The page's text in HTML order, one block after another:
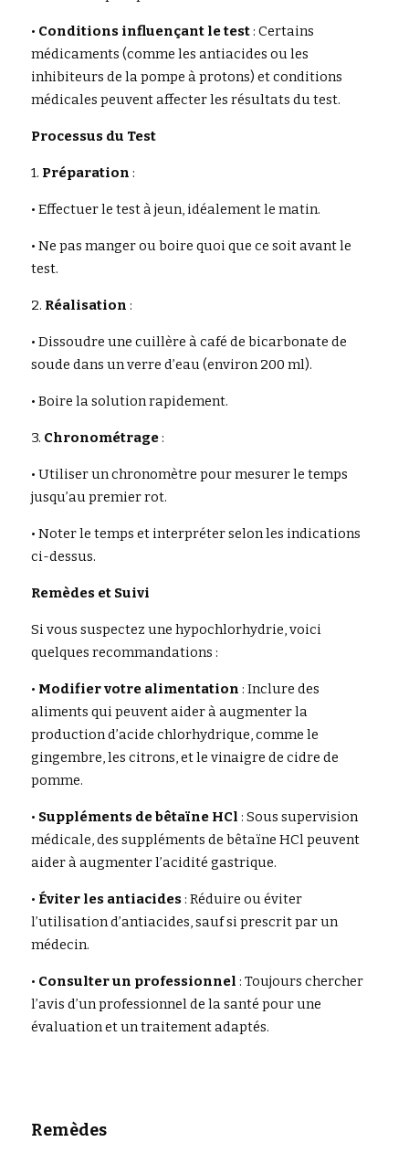
• Conditions influençant le test : Certains
médicaments (comme les antiacides ou les
inhibiteurs de la pompe à protons) et conditions
médicales peuvent affecter les résultats du test.
Processus du Test
1. Préparation :
• Effectuer le test à jeun, idéalement le matin.
• Ne pas manger ou boire quoi que ce soit avant le
test.
2. Réalisation :
• Dissoudre une cuillère à café de bicarbonate de
soude dans un verre d’eau (environ 200 ml).
• Boire la solution rapidement.
3. Chronométrage :
• Utiliser un chronomètre pour mesurer le temps
jusqu’au premier rot.
• Noter le temps et interpréter selon les indications
ci-dessus.
Remèdes et Suivi
Si vous suspectez une hypochlorhydrie, voici
quelques recommandations :
• Modifier votre alimentation : Inclure des
aliments qui peuvent aider à augmenter la
production d’acide chlorhydrique, comme le
gingembre, les citrons, et le vinaigre de cidre de
pomme.
• Suppléments de bêtaïne HCl : Sous supervision
médicale, des suppléments de bêtaïne HCl peuvent
aider à augmenter l’acidité gastrique.
• Éviter les antiacides : Réduire ou éviter
l’utilisation d’antiacides, sauf si prescrit par un
médecin.
• Consulter un professionnel : Toujours chercher
l’avis d’un professionnel de la santé pour une
évaluation et un traitement adaptés.
Remèdes